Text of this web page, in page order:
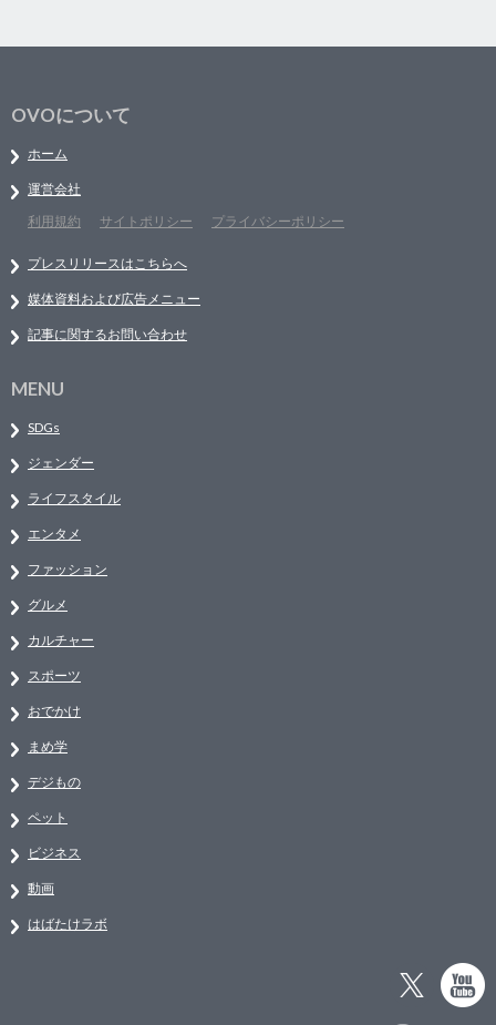
OVOについて
ホーム
運営会社
利用規約
サイトポリシー プライバシーポリシー
プレスリリースはこちらへ
媒体資料および広告メニュー
記事に関するお問い合わせ
MENU
SDGs
ジェンダー
ライフスタイル
エンタメ
ファッション
グルメ
カルチャー
スポーツ
おでかけ
まめ学
デジもの
ペット
ビジネス
動画
はばたけラボ